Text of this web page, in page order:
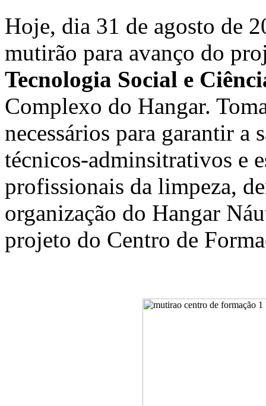
Hoje, dia 31 de agosto de
mutirão para avanço do
Tecnologia Social e
Complexo do Hangar.
necessários para garantir a
técnicos-adminsitrativos e
profissionais da limpeza,
organização do Hangar
projeto do Centro de